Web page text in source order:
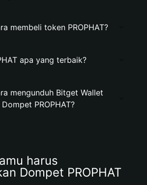
membeli token PROPHAT?
apa yang terbaik?
mengunduh Bitget Wallet
PROPHAT?
harus
Dompet PROPHAT